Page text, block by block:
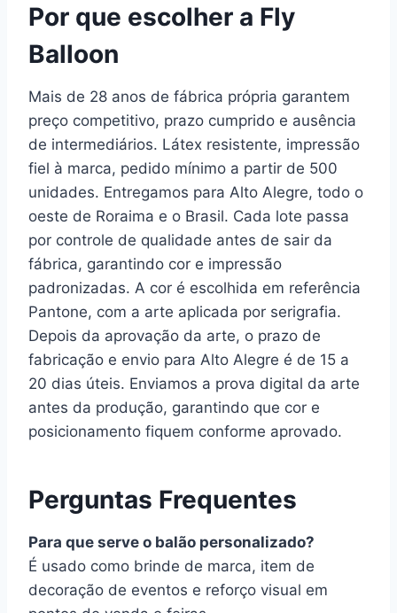
Por que escolher a Fly
Balloon
Mais de 28 anos de fábrica própria garantem
preço competitivo, prazo cumprido e ausência
de intermediários. Látex resistente, impressão
fiel à marca, pedido mínimo a partir de 500
unidades. Entregamos para Alto Alegre, todo o
oeste de Roraima e o Brasil. Cada lote passa
por controle de qualidade antes de sair da
fábrica, garantindo cor e impressão
padronizadas. A cor é escolhida em referência
Pantone, com a arte aplicada por serigrafia.
Depois da aprovação da arte, o prazo de
fabricação e envio para Alto Alegre é de 15 a
20 dias úteis. Enviamos a prova digital da arte
antes da produção, garantindo que cor e
posicionamento fiquem conforme aprovado.
Perguntas Frequentes
Para que serve o balão personalizado?
É usado como brinde de marca, item de
decoração de eventos e reforço visual em